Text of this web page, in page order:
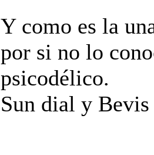
Y como es la
por si no lo
psicodélico.
Sun dial y Bevis